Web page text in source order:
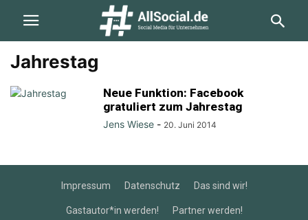
Jahrestag
Neue Funktion: Facebook
gratuliert zum Jahrestag
Jens Wiese - 20. Juni 2014
Impressum Datenschutz Das sind wir!
Gastautor*in werden! Partner werden!